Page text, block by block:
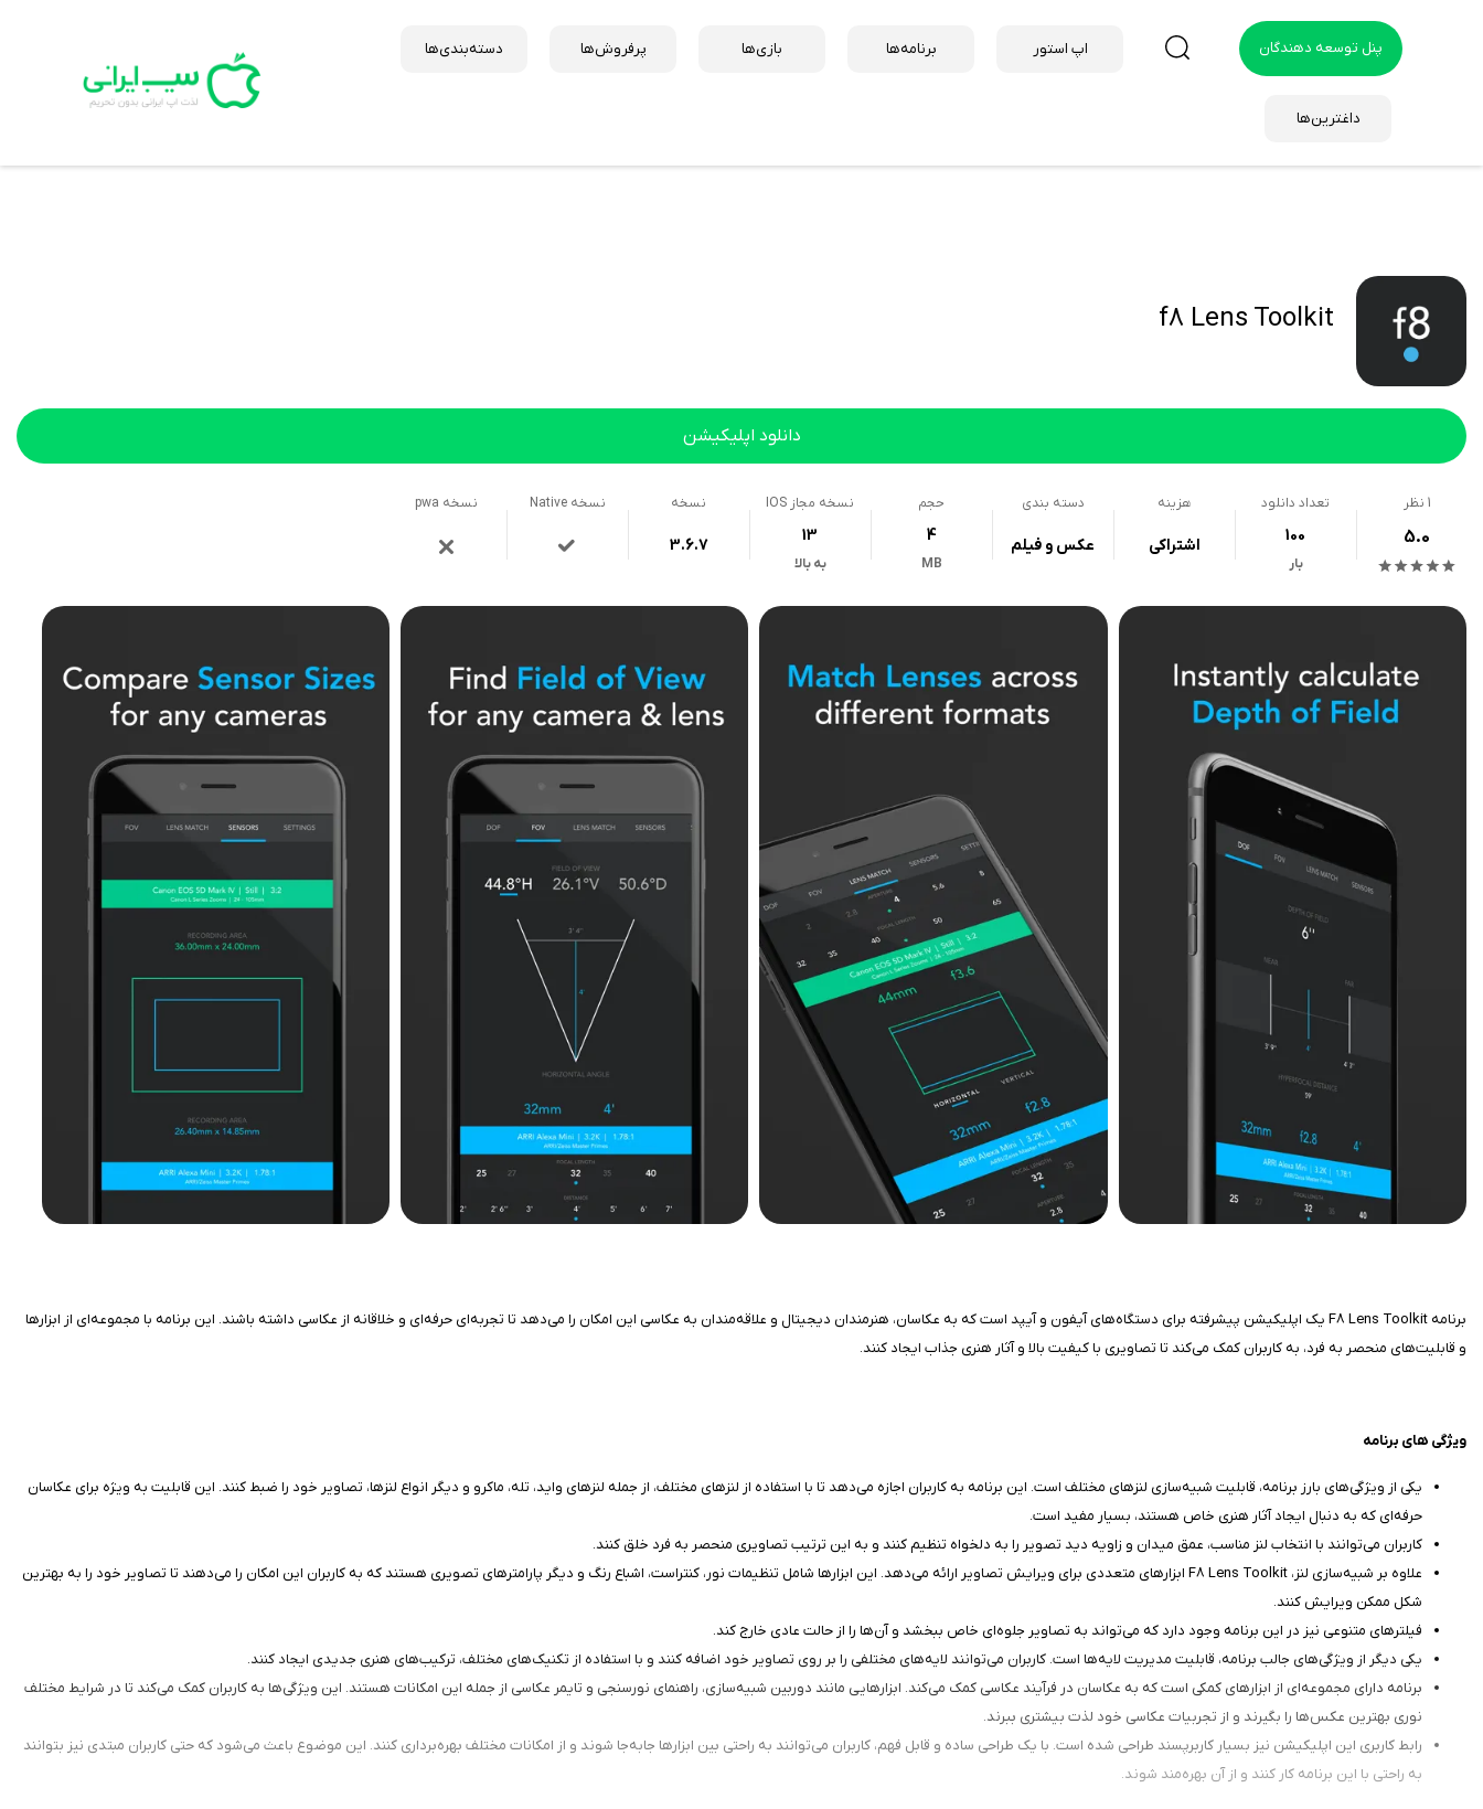
پنل توسعه دهندگان اپ استور برنامه‌ها بازی‌ها پرفروش‌ها دسته‌بندی‌ها
داغترین‌ها
f8 Lens Toolkit
دانلود اپلیکیشن
1 نظر
5.0
تعداد دانلود
100
بار
هزینه
اشتراکی
دسته بندی
عکس و فیلم
حجم
4
MB
نسخه مجاز IOS
13
به بالا
نسخه
3.6.7
نسخه Native نسخه pwa
برنامه F8 Lens Toolkit یک اپلیکیشن پیشرفته برای دستگاه‌های آیفون و آیپد است که به عکاسان، هنرمندان دیجیتال و علاقه‌مندان به عکاسی این امکان را می‌دهد تا تجربه‌ای حرفه‌ای و خلاقانه از عکاسی داشته باشند. این برنامه با مجموعه‌ای از ابزارها
و قابلیت‌های منحصر به فرد، به کاربران کمک می‌کند تا تصاویری با کیفیت بالا و آثار هنری جذاب ایجاد کنند.
ویژگی های برنامه
یکی از ویژگی‌های بارز برنامه، قابلیت شبیه‌سازی لنزهای مختلف است. این برنامه به کاربران اجازه می‌دهد تا با استفاده از لنزهای مختلف، از جمله لنزهای واید، تله، ماکرو و دیگر انواع لنزها، تصاویر خود را ضبط کنند. این قابلیت به ویژه برای عکاسان
حرفه‌ای که به دنبال ایجاد آثار هنری خاص هستند، بسیار مفید است.
کاربران می‌توانند با انتخاب لنز مناسب، عمق میدان و زاویه دید تصویر را به دلخواه تنظیم کنند و به این ترتیب تصاویری منحصر به فرد خلق کنند.
علاوه بر شبیه‌سازی لنز، F8 Lens Toolkit ابزارهای متعددی برای ویرایش تصاویر ارائه می‌دهد. این ابزارها شامل تنظیمات نور، کنتراست، اشباع رنگ و دیگر پارامترهای تصویری هستند که به کاربران این امکان را می‌دهند تا تصاویر خود را به بهترین
شکل ممکن ویرایش کنند.
فیلترهای متنوعی نیز در این برنامه وجود دارد که می‌تواند به تصاویر جلوه‌ای خاص ببخشد و آن‌ها را از حالت عادی خارج کند.
یکی دیگر از ویژگی‌های جالب برنامه، قابلیت مدیریت لایه‌ها است. کاربران می‌توانند لایه‌های مختلفی را بر روی تصاویر خود اضافه کنند و با استفاده از تکنیک‌های مختلف، ترکیب‌های هنری جدیدی ایجاد کنند.
برنامه دارای مجموعه‌ای از ابزارهای کمکی است که به عکاسان در فرآیند عکاسی کمک می‌کند. ابزارهایی مانند دوربین شبیه‌سازی، راهنمای نورسنجی و تایمر عکاسی از جمله این امکانات هستند. این ویژگی‌ها به کاربران کمک می‌کند تا در شرایط مختلف
نوری بهترین عکس‌ها را بگیرند و از تجربیات عکاسی خود لذت بیشتری ببرند.
رابط کاربری این اپلیکیشن نیز بسیار کاربرپسند طراحی شده است. با یک طراحی ساده و قابل فهم، کاربران می‌توانند به راحتی بین ابزارها جابه‌جا شوند و از امکانات مختلف بهره‌برداری کنند. این موضوع باعث می‌شود که حتی کاربران مبتدی نیز بتوانند
به راحتی با این برنامه کار کنند و از آن بهره‌مند شوند.